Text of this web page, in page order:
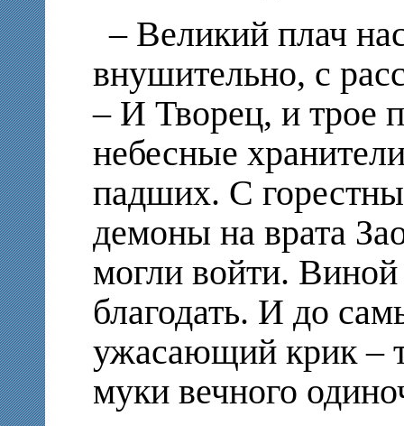
– Великий плач
внушительно, с
– И Творец, и трое
небесные
падших. С
демоны на врата
могли войти.
благодать. И до
ужасающий крик –
муки вечного